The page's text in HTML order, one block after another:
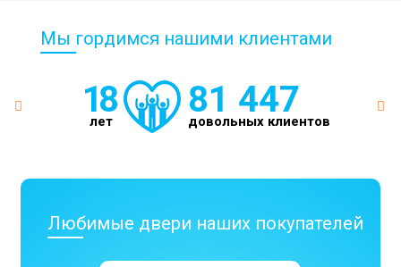
Мы гордимся нашими клиентами
18
лет
81 447
довольных клиентов
Любимые двери наших покупателей